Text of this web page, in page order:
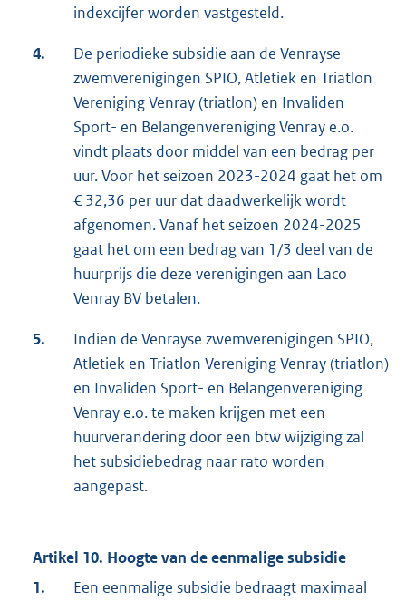
indexcijfer worden vastgesteld.
4.
De periodieke subsidie aan de Venrayse
zwemverenigingen SPIO, Atletiek en Triatlon
Vereniging Venray (triatlon) en Invaliden
Sport- en Belangenvereniging Venray e.o.
vindt plaats door middel van een bedrag per
uur. Voor het seizoen 2023-2024 gaat het om
€ 32,36 per uur dat daadwerkelijk wordt
afgenomen. Vanaf het seizoen 2024-2025
gaat het om een bedrag van 1/3 deel van de
huurprijs die deze verenigingen aan Laco
Venray BV betalen.
5.
Indien de Venrayse zwemverenigingen SPIO,
Atletiek en Triatlon Vereniging Venray (triatlon)
en Invaliden Sport- en Belangenvereniging
Venray e.o. te maken krijgen met een
huurverandering door een btw wijziging zal
het subsidiebedrag naar rato worden
aangepast.
Artikel 10. Hoogte van de eenmalige subsidie
1.
Een eenmalige subsidie bedraagt maximaal